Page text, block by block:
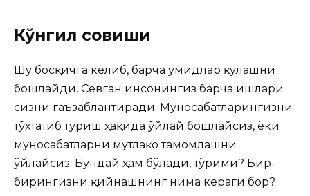
Кўнгил совиши
Шу босқичга келиб, барча умидлар қулашни
бошлайди. Севган инсонингиз барча ишлари
сизни гаъзаблантиради. Муносабатларингизни
тўхтатиб туриш ҳақида ўйлай бошлайсиз, ёки
муносабатларни мутлақо тамомлашни
ўйлайсиз. Бундай ҳам бўлади, тўғрими? Бир-
бирингизни қийнашнинг нима кераги бор?